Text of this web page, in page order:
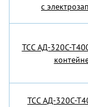
с
TCC АД-320С-
TCC АД-320С-